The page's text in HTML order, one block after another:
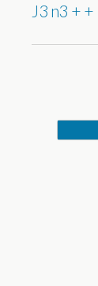
J3 n3 + +